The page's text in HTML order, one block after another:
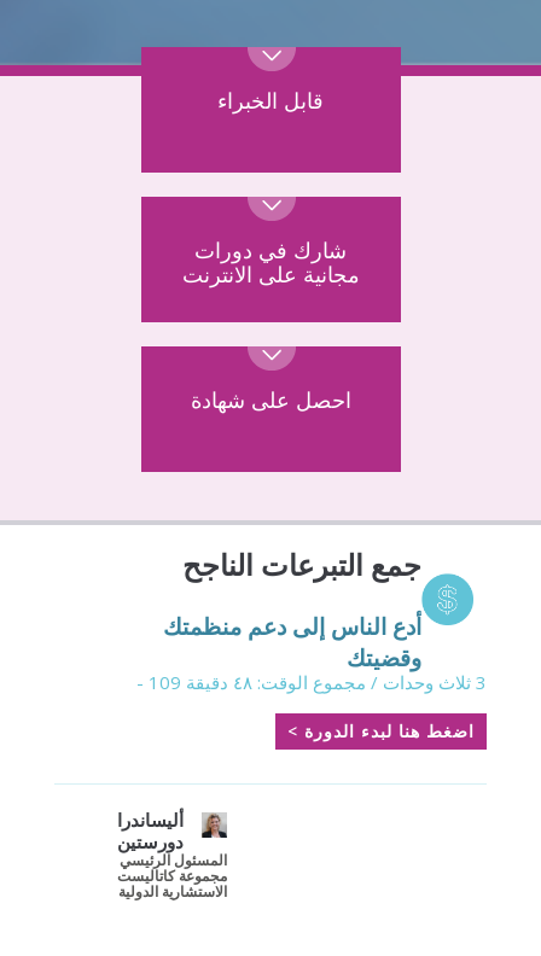
قابل الخبراء
شارك في دورات
مجانية على الانترنت
احصل على شهادة
جمع التبرعات الناجح
أدع الناس إلى دعم منظمتك
وقضيتك
3 ثلاث وحدات / مجموع الوقت: ٤٨ دقيقة 109 -
اضغط هنا لبدء الدورة >
أليساندرا
دورستين
المسئول الرئيسي
مجموعة كاتاليست
الاستشارية الدولية